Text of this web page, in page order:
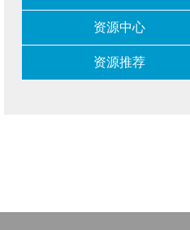
资源中心
资源推荐